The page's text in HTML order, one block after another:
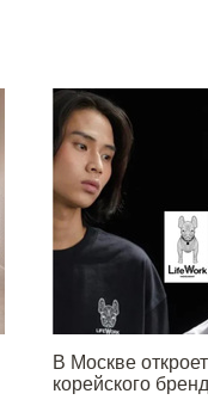
В Москве
корейского